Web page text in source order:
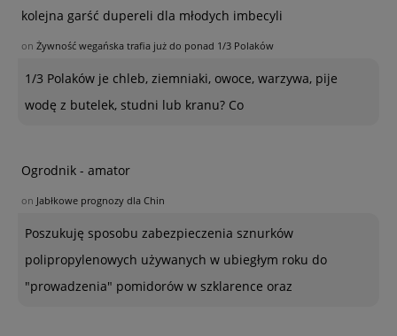
kolejna garść dupereli dla młodych imbecyli
on Żywność wegańska trafia już do ponad 1/3 Polaków
1/3 Polaków je chleb, ziemniaki, owoce, warzywa, pije
wodę z butelek, studni lub kranu? Co
Ogrodnik - amator
on Jabłkowe prognozy dla Chin
Poszukuję sposobu zabezpieczenia sznurków
polipropylenowych używanych w ubiegłym roku do
"prowadzenia" pomidorów w szklarence oraz